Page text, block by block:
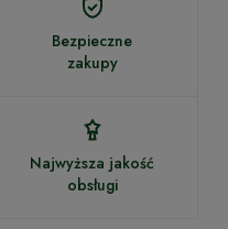
Bezpieczne
zakupy
Najwyższa jakość
obsługi